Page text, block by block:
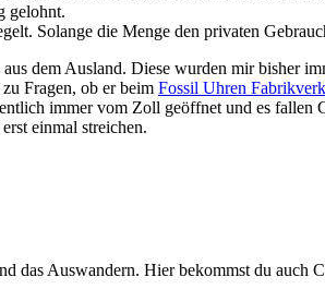
gelohnt.
Solange die Menge den privaten
dem Ausland. Diese wurden mir bisher
Fragen, ob er beim Fossil Uhren
immer vom Zoll geöffnet und es
einmal streichen.
das Auswandern. Hier bekommst du auch